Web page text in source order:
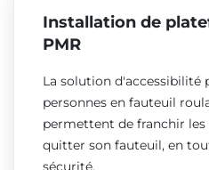
Installation de
PMR
La solution d'accessibilité
personnes en fauteuil
permettent de franchir les
quitter son fauteuil, en
sécurité.